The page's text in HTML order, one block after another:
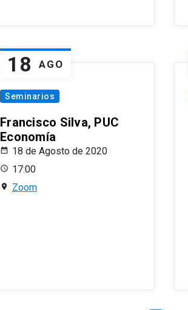
18 AGO
Seminarios
Francisco Silva, PUC
Economía
18 de Agosto de 2020
17:00
Zoom